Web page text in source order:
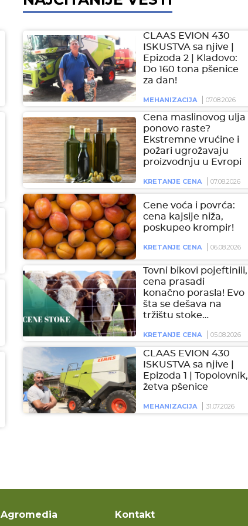
CLAAS EVION 430
ISKUSTVA sa njive |
Epizoda 2 | Kladovo:
Do 160 tona pšenice
za dan!
MEHANIZACIJA 07.08.2026
Cena maslinovog ulja
ponovo raste?
Ekstremne vrućine i
požari ugrožavaju
proizvodnju u Evropi
KRETANJE CENA 07.08.2026
Cene voća i povrća:
cena kajsije niža,
poskupeo krompir!
KRETANJE CENA 06.08.2026
Tovni bikovi pojeftinili,
cena prasadi
konačno porasla! Evo
šta se dešava na
tržištu stoke…
KRETANJE CENA 05.08.2026
CLAAS EVION 430
ISKUSTVA sa njive |
Epizoda 1 | Topolovnik,
žetva pšenice
MEHANIZACIJA 31.07.2026
Agromedia Kontakt